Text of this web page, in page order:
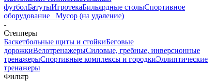
футболБатутыИгротекаБильярдные столыСпортивное
оборудование _ Мусор (на удаление)
-
Степперы
Баскетбольные щиты и стойкиБеговые
дорожкиВелотренажерыСиловые, гребные, инверсионные
тренажерыСпортивные комплексы и городкиЭллиптические
тренажеры
Фильтр